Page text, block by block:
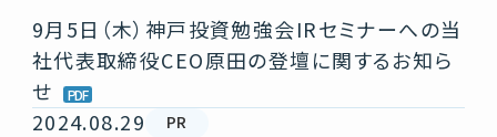
9月5日（木）神戸投資勉強会IRセミナーへの当
社代表取締役CEO原田の登壇に関するお知ら
せ
2024.08.29
PR